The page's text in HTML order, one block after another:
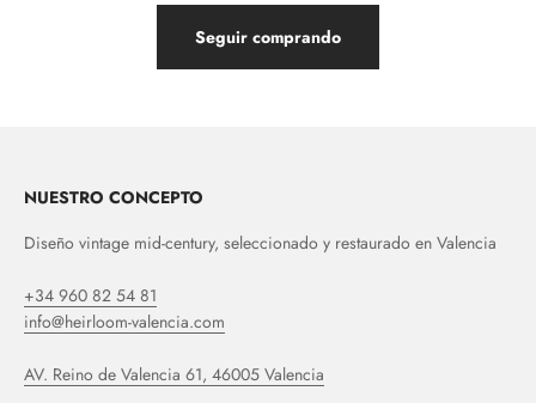
Seguir comprando
NUESTRO CONCEPTO
Diseño vintage mid-century, seleccionado y restaurado en Valencia
+34 960 82 54 81
info@heirloom-valencia.com
AV. Reino de Valencia 61, 46005 Valencia